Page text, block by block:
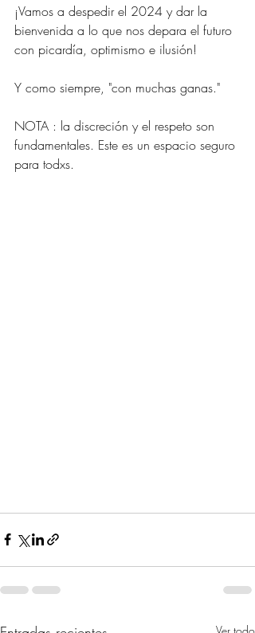
¡Vamos a despedir el 2024 y dar la
bienvenida a lo que nos depara el futuro
con picardía, optimismo e ilusión!
Y como siempre, "con muchas ganas."
NOTA : la discreción y el respeto son
fundamentales. Este es un espacio seguro
para todxs.
Ver todo